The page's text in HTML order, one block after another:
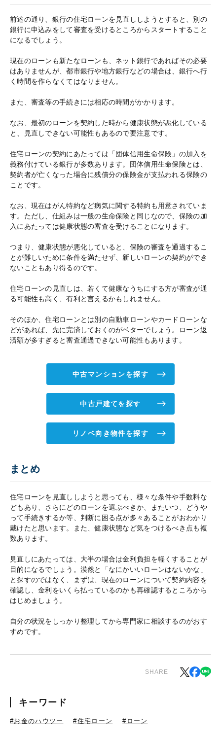
前述の通り、銀行の住宅ローンを見直ししようとすると、別の
銀行に申込みをして審査を受けるところからスタートすること
になるでしょう。
現在のローンも新たなローンも、ネット銀行であればその必要
はありませんが、都市銀行や地方銀行などの場合は、銀行へ行
く時間を作らなくてはなりません。
また、審査等の手続きには相応の時間がかかります。
なお、最初のローンを契約した時から健康状態が悪化している
と、見直しできない可能性もあるので要注意です。
住宅ローンの契約にあたっては「団体信用生命保険」の加入を
義務付けている銀行が多数あります。団体信用生命保険とは、
契約者が亡くなった場合に残債分の保険金が支払われる保険の
ことです。
なお、現在はがん特約など病気に関する特約も用意されていま
す。ただし、仕組みは一般の生命保険と同じなので、保険の加
入にあたっては健康状態の審査を受けることになります。
つまり、健康状態が悪化していると、保険の審査を通過するこ
とが難しいために条件を満たせず、新しいローンの契約ができ
ないこともあり得るのです。
住宅ローンの見直しは、若くて健康なうちにする方が審査が通
る可能性も高く、有利と言えるかもしれません。
そのほか、住宅ローンとは別の自動車ローンやカードローンな
どがあれば、先に完済しておくのがベターでしょう。ローン返
済額が多すぎると審査通過できない可能性もあります。
中古マンションを探す
中古戸建てを探す
リノベ向き物件を探す
まとめ
住宅ローンを見直ししようと思っても、様々な条件や手数料な
どもあり、さらにどのローンを選ぶべきか、またいつ、どうや
って手続きするか等、判断に困る点が多々あることがおわかり
戴けたと思います。また、健康状態など気をつけるべき点も複
数あります。
見直しにあたっては、大半の場合は金利負担を軽くすることが
目的になるでしょう。漠然と「なにかいいローンはないかな」
と探すのではなく、まずは、現在のローンについて契約内容を
確認し、金利をいくら払っているのかも再確認するところから
はじめましょう。
自分の状況をしっかり整理してから専門家に相談するのがおす
すめです。
SHARE
キーワード
#お金のハウツー #住宅ローン #ローン